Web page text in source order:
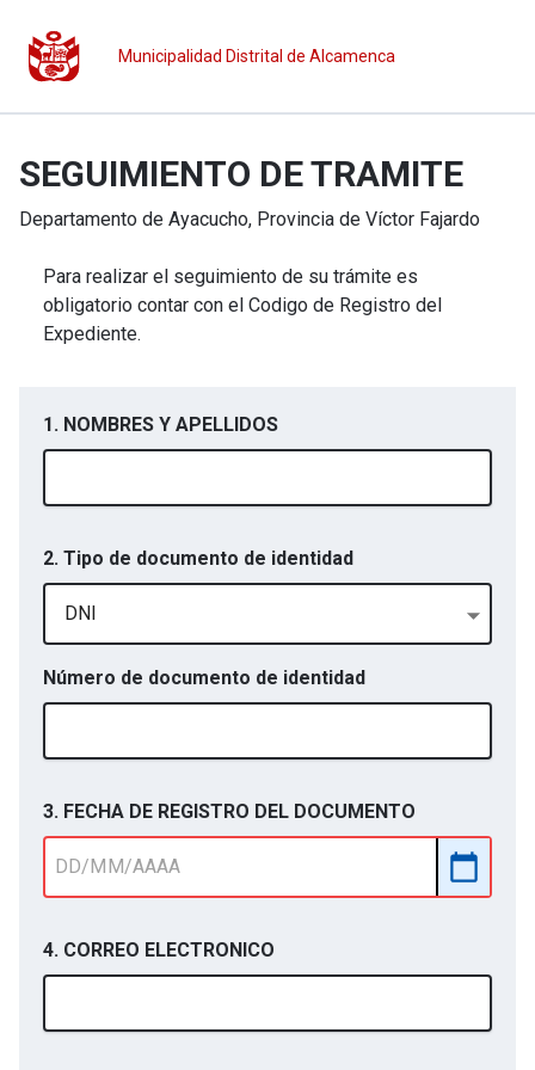
Municipalidad Distrital de Alcamenca
SEGUIMIENTO DE TRAMITE
Departamento de Ayacucho, Provincia de Víctor Fajardo
Para realizar el seguimiento de su trámite es
obligatorio contar con el Codigo de Registro del
Expediente.
1. NOMBRES Y APELLIDOS
2. Tipo de documento de identidad
DNI
Número de documento de identidad
3. FECHA DE REGISTRO DEL DOCUMENTO
4. CORREO ELECTRONICO